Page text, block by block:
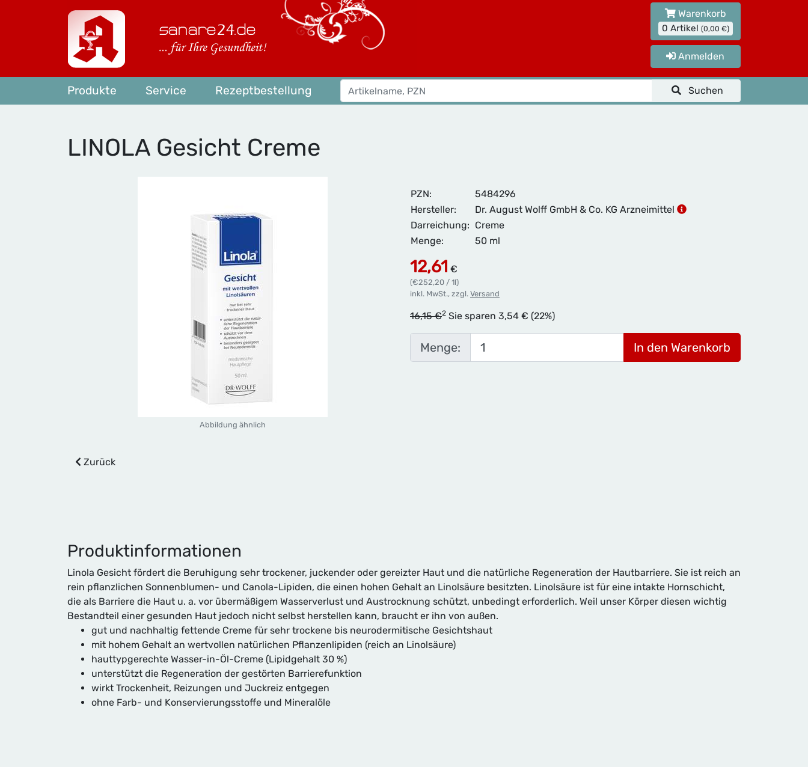
Warenkorb
0 Artikel (0,00 €)
Anmelden
Produkte Service Rezeptbestellung Suchen
LINOLA Gesicht Creme
Abbildung ähnlich
Zurück
PZN:
5484296
Hersteller:
Dr. August Wolff GmbH & Co. KG Arzneimittel
Darreichung: Creme
Menge:
50 ml
12,61 €
(€252,20 / 1l)
inkl. MwSt., zzgl. Versand
16,15 €2 Sie sparen 3,54 € (22%)
Menge: In den Warenkorb
Produkt­informationen
Linola Gesicht fördert die Beruhigung sehr trockener, juckender oder gereizter Haut und die natürliche Regeneration der Hautbarriere. Sie ist reich an
rein pflanzlichen Sonnenblumen- und Canola-Lipiden, die einen hohen Gehalt an Linolsäure besitzten. Linolsäure ist für eine intakte Hornschicht,
die als Barriere die Haut u. a. vor übermäßigem Wasserverlust und Austrocknung schützt, unbedingt erforderlich. Weil unser Körper diesen wichtig
Bestandteil einer gesunden Haut jedoch nicht selbst herstellen kann, braucht er ihn von außen.
gut und nachhaltig fettende Creme für sehr trockene bis neurodermitische Gesichtshaut
mit hohem Gehalt an wertvollen natürlichen Pflanzenlipiden (reich an Linolsäure)
hauttypgerechte Wasser-in-Öl-Creme (Lipidgehalt 30 %)
unterstützt die Regeneration der gestörten Barrierefunktion
wirkt Trockenheit, Reizungen und Juckreiz entgegen
ohne Farb- und Konservierungsstoffe und Mineralöle